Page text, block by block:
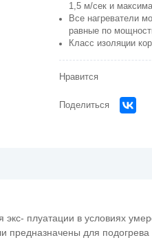
1,5 м/сек и
Все нагреватели
равные по
Класс изоляции
Нравится
Поделиться
экс- плуатации в условиях
предназначены для